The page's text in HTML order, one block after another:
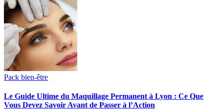
Pack bien-être
Le Guide Ultime du Maquillage Permanent à Lyon : Ce Que
Vous Devez Savoir Avant de Passer à l’Action